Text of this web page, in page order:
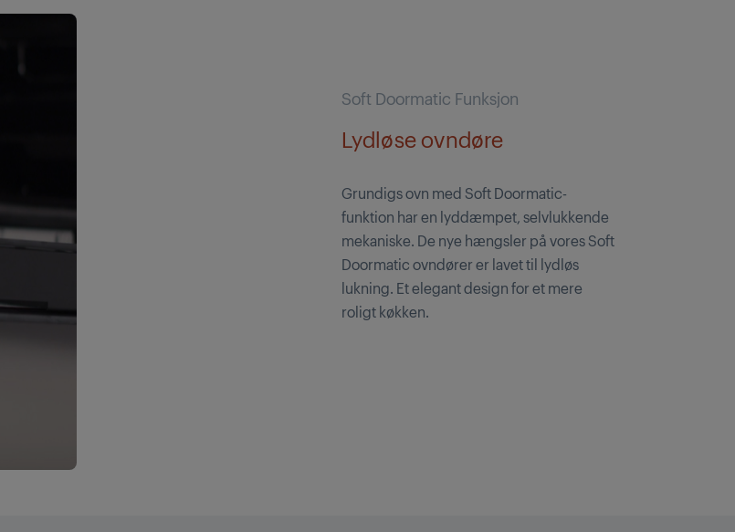
Soft Doormatic Funksjon
Lydløse ovndøre
Grundigs ovn med Soft Doormatic-
funktion har en lyddæmpet, selvlukkende
mekaniske. De nye hængsler på vores Soft
Doormatic ovndører er lavet til lydløs
lukning. Et elegant design for et mere
roligt køkken.